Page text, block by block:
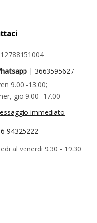
| 3663595627
9.00 -13.00;
gio 9.00 -17.00
immediato
94325222
al venerdi 9.30 - 19.30